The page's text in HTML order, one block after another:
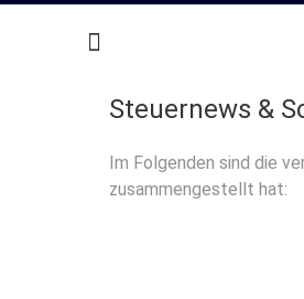
Steuernews &
Im Folgenden sind die
zusammengestellt hat: